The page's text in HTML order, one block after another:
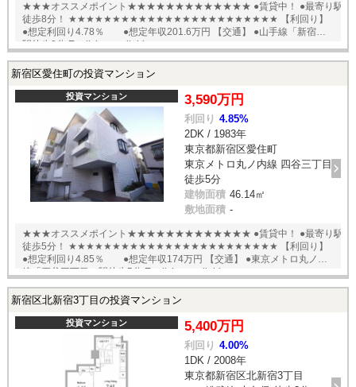
★★★オススメポイント★★★★★★★★★★★★★ ●賃貸中！ ●最寄り駅
徒歩8分！ ★★★★★★★★★★★★★★★★★★★★★★★★ 【利回り】
●想定利回り4.78％ ●想定年収201.6万円 【交通】 ●山手線「新宿」
駅徒歩8分 English available
新宿区愛住町の投資マンション
投資マンション 3,590万円
利回り 4.85%
2DK / 1983年
東京都新宿区愛住町
東京メトロ丸ノ内線 四谷三丁目
徒歩5分
建物面積 46.14㎡
敷地面積 -
★★★オススメポイント★★★★★★★★★★★★★ ●賃貸中！ ●最寄り駅
徒歩5分！ ★★★★★★★★★★★★★★★★★★★★★★★★ 【利回り】
●想定利回り4.85％ ●想定年収174万円 【交通】 ●東京メトロ丸ノ内
線「四谷三丁目」駅徒歩5分 English available
新宿区北新宿3丁目の投資マンション
投資マンション 5,400万円
利回り 4.00%
1DK / 2008年
東京都新宿区北新宿3丁目